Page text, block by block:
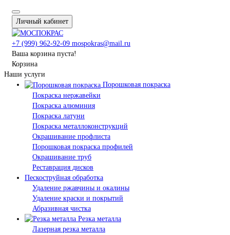
Личный кабинет
+7 (999) 962-92-09 mospokras@mail.ru
Ваша корзина пуста!
Корзина
Наши услуги
Порошковая покраска
Покраска нержавейки
Покраска алюминия
Покраска латуни
Покраска металлоконструкций
Окрашивание профлиста
Порошковая покраска профилей
Окрашивание труб
Реставрация дисков
Пескоструйная обработка
Удаление ржавчины и окалины
Удаление краски и покрытий
Абразивная чистка
Резка металла
Лазерная резка металла